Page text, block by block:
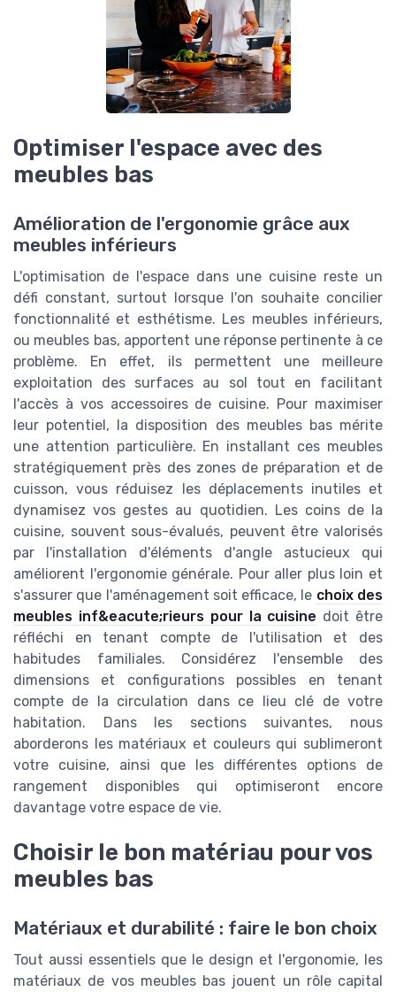
Optimiser l'espace avec des
meubles bas
Amélioration de l'ergonomie grâce aux
meubles inférieurs
L'optimisation de l'espace dans une cuisine reste un
défi constant, surtout lorsque l'on souhaite concilier
fonctionnalité et esthétisme. Les meubles inférieurs,
ou meubles bas, apportent une réponse pertinente à ce
problème. En effet, ils permettent une meilleure
exploitation des surfaces au sol tout en facilitant
l'accès à vos accessoires de cuisine. Pour maximiser
leur potentiel, la disposition des meubles bas mérite
une attention particulière. En installant ces meubles
stratégiquement près des zones de préparation et de
cuisson, vous réduisez les déplacements inutiles et
dynamisez vos gestes au quotidien. Les coins de la
cuisine, souvent sous-évalués, peuvent être valorisés
par l'installation d'éléments d'angle astucieux qui
améliorent l'ergonomie générale. Pour aller plus loin et
s'assurer que l'aménagement soit efficace, le choix des
meubles inf&eacute;rieurs pour la cuisine doit être
réfléchi en tenant compte de l'utilisation et des
habitudes familiales. Considérez l'ensemble des
dimensions et configurations possibles en tenant
compte de la circulation dans ce lieu clé de votre
habitation. Dans les sections suivantes, nous
aborderons les matériaux et couleurs qui sublimeront
votre cuisine, ainsi que les différentes options de
rangement disponibles qui optimiseront encore
davantage votre espace de vie.
Choisir le bon matériau pour vos
meubles bas
Matériaux et durabilité : faire le bon choix
Tout aussi essentiels que le design et l'ergonomie, les
matériaux de vos meubles bas jouent un rôle capital